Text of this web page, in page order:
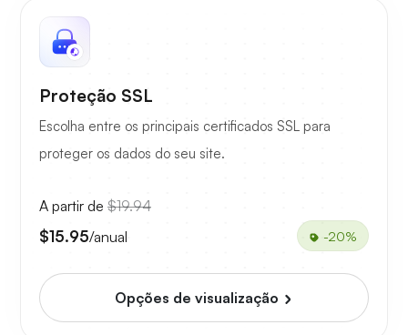
Proteção SSL
Escolha entre os principais certificados SSL para
proteger os dados do seu site.
A partir de $19.94
$15.95/anual -20%
Opções de visualização